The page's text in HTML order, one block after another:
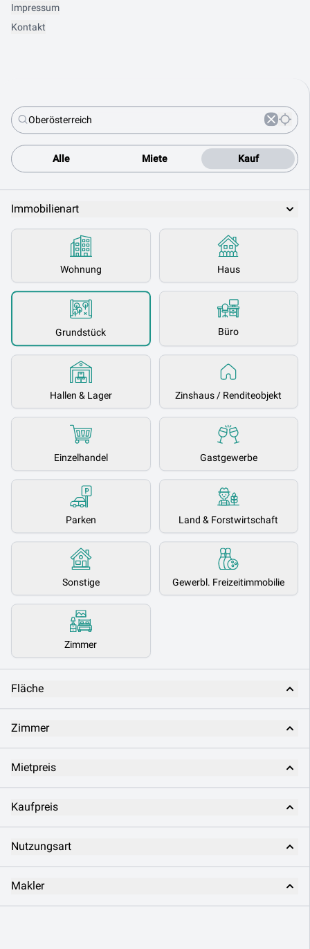
Alle Miete Kauf
Immobilienart
Wohnung Haus
Grundstück Büro
Hallen & Lager Zinshaus / Renditeobjekt
Einzelhandel Gastgewerbe
Parken Land & Forstwirtschaft
Sonstige Gewerbl. Freizeitimmobilie
Zimmer
Fläche
Zimmer
Mietpreis
Kaufpreis
Nutzungsart
Makler
Impressum
Kontakt